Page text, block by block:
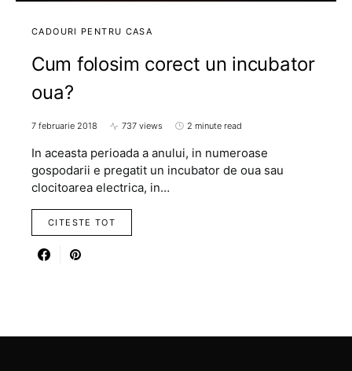
CADOURI PENTRU CASA
Cum folosim corect un incubator
oua?
7 februarie 2018 737 views 2 minute read
In aceasta perioada a anului, in numeroase
gospodarii e pregatit un incubator de oua sau
clocitoarea electrica, in…
CITESTE TOT